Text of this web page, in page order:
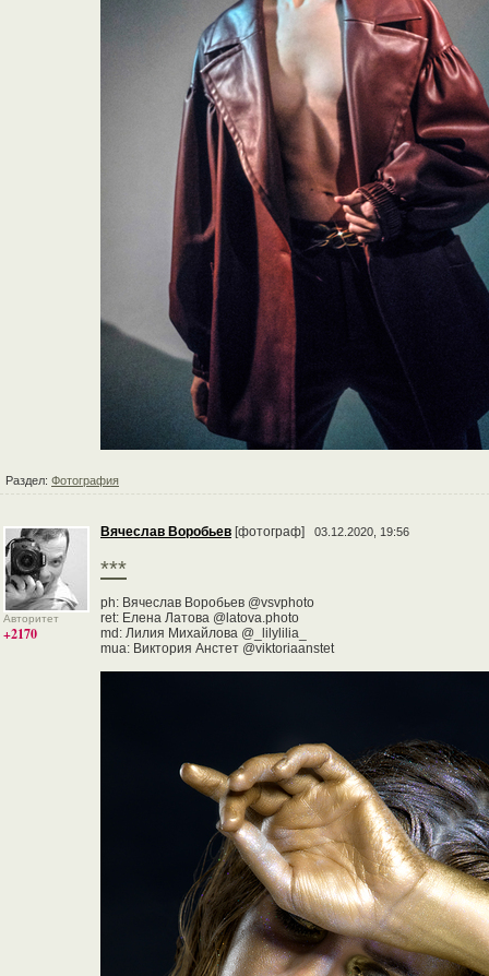
Раздел: Фотография
Авторитет
+2170
Вячеслав Воробьев [фотограф] 03.12.2020, 19:56
***
ph: Вячеслав Воробьев @vsvphoto
ret: Елена Латова @latova.photo
md: Лилия Михайлова @_lilylilia_
mua: Виктория Анстет @viktoriaanstet